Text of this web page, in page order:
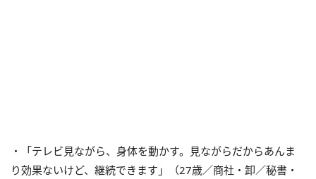
・「テレビ見ながら、身体を動かす。見ながらだからあんま
り効果ないけど、継続できます」（27歳／商社・卸／秘書・